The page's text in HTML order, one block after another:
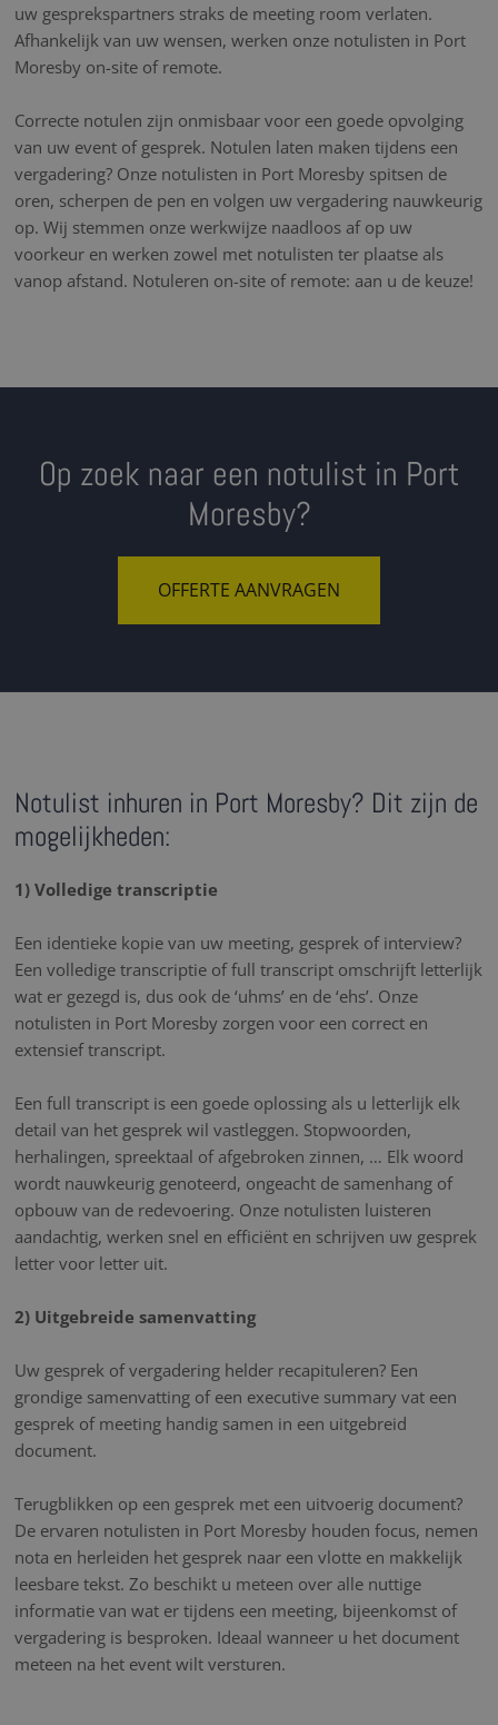
uw gesprekspartners straks de meeting room verlaten.
Afhankelijk van uw wensen, werken onze notulisten in Port
Moresby on-site of remote.
Correcte notulen zijn onmisbaar voor een goede opvolging
van uw event of gesprek. Notulen laten maken tijdens een
vergadering? Onze notulisten in Port Moresby spitsen de
oren, scherpen de pen en volgen uw vergadering nauwkeurig
op. Wij stemmen onze werkwijze naadloos af op uw
voorkeur en werken zowel met notulisten ter plaatse als
vanop afstand. Notuleren on-site of remote: aan u de keuze!
Op zoek naar een notulist in Port
Moresby?
OFFERTE AANVRAGEN
Notulist inhuren in Port Moresby? Dit zijn de
mogelijkheden:
1) Volledige transcriptie
Een identieke kopie van uw meeting, gesprek of interview?
Een volledige transcriptie of full transcript omschrijft letterlijk
wat er gezegd is, dus ook de ‘uhms’ en de ‘ehs’. Onze
notulisten in Port Moresby zorgen voor een correct en
extensief transcript.
Een full transcript is een goede oplossing als u letterlijk elk
detail van het gesprek wil vastleggen. Stopwoorden,
herhalingen, spreektaal of afgebroken zinnen, … Elk woord
wordt nauwkeurig genoteerd, ongeacht de samenhang of
opbouw van de redevoering. Onze notulisten luisteren
aandachtig, werken snel en efficiënt en schrijven uw gesprek
letter voor letter uit.
2) Uitgebreide samenvatting
Uw gesprek of vergadering helder recapituleren? Een
grondige samenvatting of een executive summary vat een
gesprek of meeting handig samen in een uitgebreid
document.
Terugblikken op een gesprek met een uitvoerig document?
De ervaren notulisten in Port Moresby houden focus, nemen
nota en herleiden het gesprek naar een vlotte en makkelijk
leesbare tekst. Zo beschikt u meteen over alle nuttige
informatie van wat er tijdens een meeting, bijeenkomst of
vergadering is besproken. Ideaal wanneer u het document
meteen na het event wilt versturen.